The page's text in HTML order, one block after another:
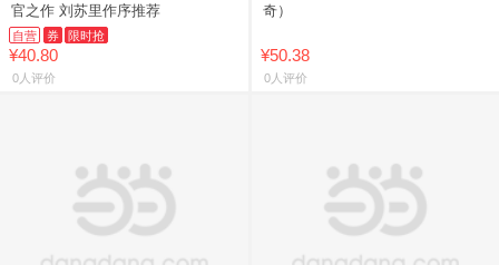
官之作 刘苏里作序推荐
自营 券 限时抢
¥40.80
0人评价
奇）
¥50.38
0人评价